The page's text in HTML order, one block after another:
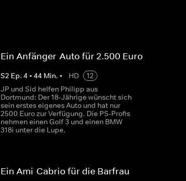
Ein Anfänger-Auto für 2.500 Euro
S2 Ep. 4 • 44 Min. • HD
12
JP und Sid helfen Philipp aus
Dortmund: Der 18-Jährige wünscht sich
sein erstes eigenes Auto und hat nur
2500 Euro zur Verfügung. Die PS-Profis
nehmen einen Golf 3 und einen BMW
318i unter die Lupe.
Ein Ami-Cabrio für die Barfrau